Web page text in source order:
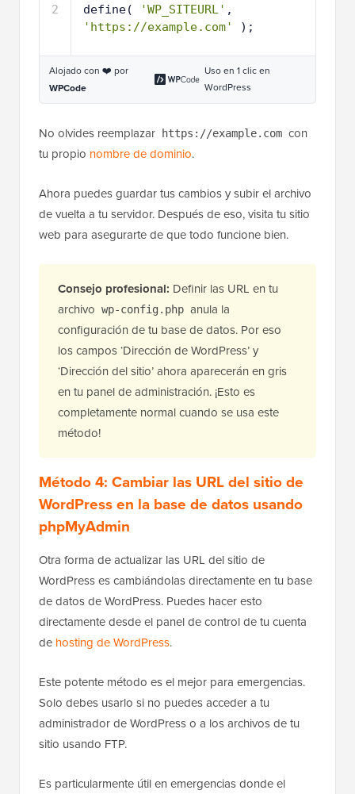
2 define( 'WP_SITEURL'
'https://example.com'
);
Alojado con ❤️ por
WPCode
Uso en 1 clic en
WordPress
No olvides reemplazar https://example.com con
tu propio nombre de dominio.
Ahora puedes guardar tus cambios y subir el archivo
de vuelta a tu servidor. Después de eso, visita tu sitio
web para asegurarte de que todo funcione bien.
Consejo profesional: Definir las URL en tu
archivo wp-config.php anula la
configuración de tu base de datos. Por eso
los campos ‘Dirección de WordPress’ y
‘Dirección del sitio’ ahora aparecerán en gris
en tu panel de administración. ¡Esto es
completamente normal cuando se usa este
método!
Método 4: Cambiar las URL del sitio de
WordPress en la base de datos usando
phpMyAdmin
Otra forma de actualizar las URL del sitio de
WordPress es cambiándolas directamente en tu base
de datos de WordPress. Puedes hacer esto
directamente desde el panel de control de tu cuenta
de hosting de WordPress.
Este potente método es el mejor para emergencias.
Solo debes usarlo si no puedes acceder a tu
administrador de WordPress o a los archivos de tu
sitio usando FTP.
Es particularmente útil en emergencias donde el